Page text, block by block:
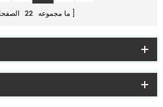
ما مجموعه 22